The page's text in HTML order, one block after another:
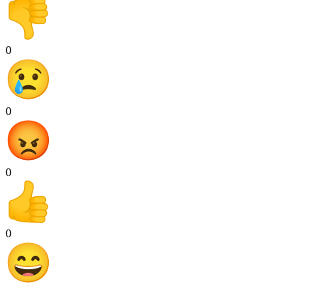
0
0
0
0